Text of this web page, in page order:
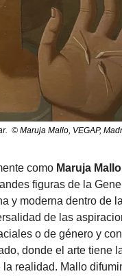
© Maruja Mallo, VEGAP,
como Maruja Mallo
figuras de la
y moderna dentro de
de las
o de género y
donde el arte tiene
realidad. Mallo